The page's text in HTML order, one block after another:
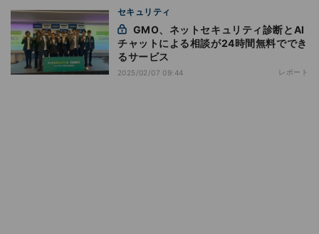
セキュリティ
チャットによる相談が24時間無料ででき
るサービス
2025/02/07 09:44 レポート